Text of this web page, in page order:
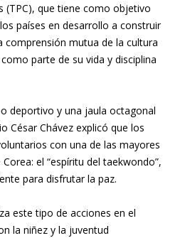
(TPC), que tiene como objetivo
países en desarrollo a construir
comprensión mutua de la cultura
parte de su vida y disciplina
deportivo y una jaula octagonal
César Chávez explicó que los
con una de las mayores
el “espíritu del taekwondo”,
para disfrutar la paz.
este tipo de acciones en el
la niñez y la juventud